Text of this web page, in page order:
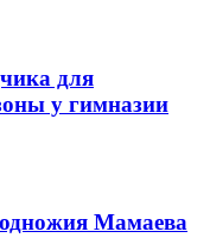
для
у гимназии
Мамаева